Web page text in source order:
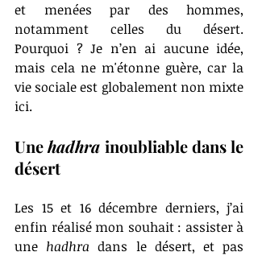
et menées par des hommes,
notamment celles du désert.
Pourquoi ? Je n’en ai aucune idée,
mais cela ne m'étonne guère, car la
vie sociale est globalement non mixte
ici.
Une hadhra inoubliable dans le
désert
Les 15 et 16 décembre derniers, j’ai
enfin réalisé mon souhait : assister à
une hadhra dans le désert, et pas